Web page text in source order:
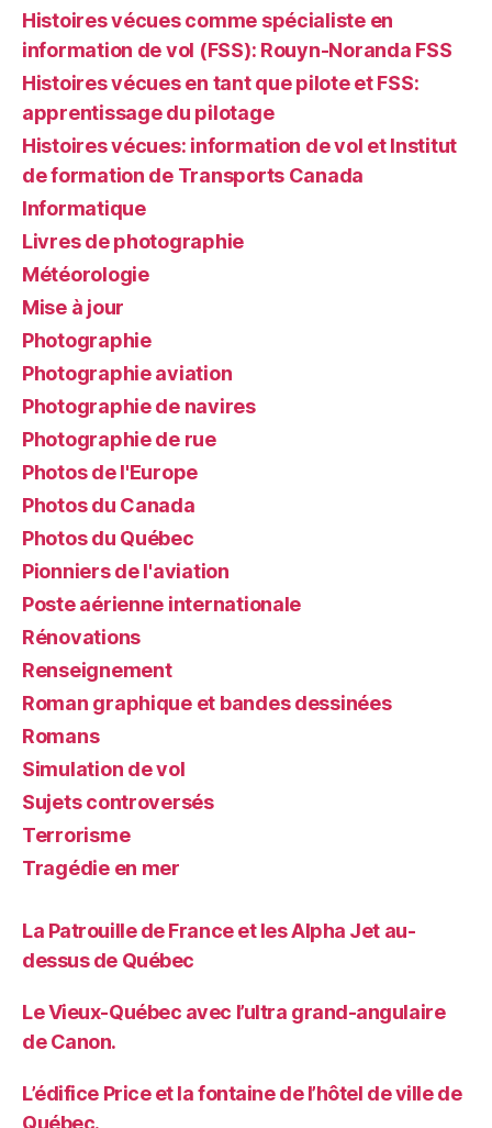
Histoires vécues comme spécialiste en
information de vol (FSS): Rouyn-Noranda FSS
Histoires vécues en tant que pilote et FSS:
apprentissage du pilotage
Histoires vécues: information de vol et Institut
de formation de Transports Canada
Informatique
Livres de photographie
Météorologie
Mise à jour
Photographie
Photographie aviation
Photographie de navires
Photographie de rue
Photos de l'Europe
Photos du Canada
Photos du Québec
Pionniers de l'aviation
Poste aérienne internationale
Rénovations
Renseignement
Roman graphique et bandes dessinées
Romans
Simulation de vol
Sujets controversés
Terrorisme
Tragédie en mer
La Patrouille de France et les Alpha Jet au-
dessus de Québec
Le Vieux-Québec avec l’ultra grand-angulaire
de Canon.
L’édifice Price et la fontaine de l’hôtel de ville de
Québec.